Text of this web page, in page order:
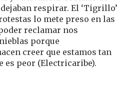
respirar. El ‘Tigrillo’
lo mete preso en las
reclamar nos
porque
creer que estamos tan
es peor (Electricaribe).